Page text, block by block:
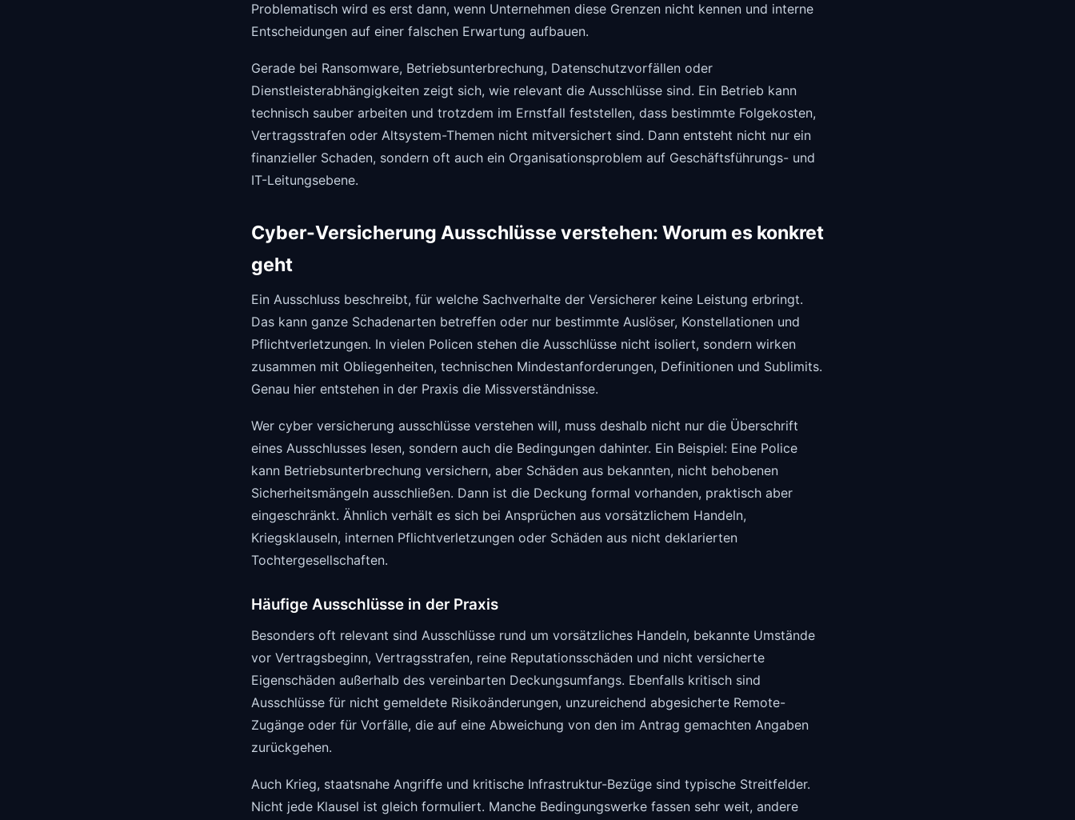
Problematisch wird es erst dann, wenn Unternehmen diese Grenzen nicht kennen und interne
Entscheidungen auf einer falschen Erwartung aufbauen.
Gerade bei Ransomware, Betriebsunterbrechung, Datenschutzvorfällen oder
Dienstleisterabhängigkeiten zeigt sich, wie relevant die Ausschlüsse sind. Ein Betrieb kann
technisch sauber arbeiten und trotzdem im Ernstfall feststellen, dass bestimmte Folgekosten,
Vertragsstrafen oder Altsystem-Themen nicht mitversichert sind. Dann entsteht nicht nur ein
finanzieller Schaden, sondern oft auch ein Organisationsproblem auf Geschäftsführungs- und
IT-Leitungsebene.
Cyber-Versicherung Ausschlüsse verstehen: Worum es konkret
geht
Ein Ausschluss beschreibt, für welche Sachverhalte der Versicherer keine Leistung erbringt.
Das kann ganze Schadenarten betreffen oder nur bestimmte Auslöser, Konstellationen und
Pflichtverletzungen. In vielen Policen stehen die Ausschlüsse nicht isoliert, sondern wirken
zusammen mit Obliegenheiten, technischen Mindestanforderungen, Definitionen und Sublimits.
Genau hier entstehen in der Praxis die Missverständnisse.
Wer cyber versicherung ausschlüsse verstehen will, muss deshalb nicht nur die Überschrift
eines Ausschlusses lesen, sondern auch die Bedingungen dahinter. Ein Beispiel: Eine Police
kann Betriebsunterbrechung versichern, aber Schäden aus bekannten, nicht behobenen
Sicherheitsmängeln ausschließen. Dann ist die Deckung formal vorhanden, praktisch aber
eingeschränkt. Ähnlich verhält es sich bei Ansprüchen aus vorsätzlichem Handeln,
Kriegsklauseln, internen Pflichtverletzungen oder Schäden aus nicht deklarierten
Tochtergesellschaften.
Häufige Ausschlüsse in der Praxis
Besonders oft relevant sind Ausschlüsse rund um vorsätzliches Handeln, bekannte Umstände
vor Vertragsbeginn, Vertragsstrafen, reine Reputationsschäden und nicht versicherte
Eigenschäden außerhalb des vereinbarten Deckungsumfangs. Ebenfalls kritisch sind
Ausschlüsse für nicht gemeldete Risikoänderungen, unzureichend abgesicherte Remote-
Zugänge oder für Vorfälle, die auf eine Abweichung von den im Antrag gemachten Angaben
zurückgehen.
Auch Krieg, staatsnahe Angriffe und kritische Infrastruktur-Bezüge sind typische Streitfelder.
Nicht jede Klausel ist gleich formuliert. Manche Bedingungswerke fassen sehr weit, andere